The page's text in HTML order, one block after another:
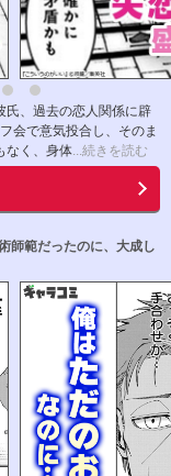
氏、過去の恋人関係に辟
会で意気投合し、そのま
なく、身体 ...続きを読む
師範だったのに、大成し